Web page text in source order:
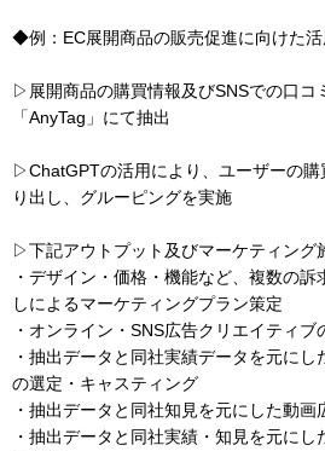
◆例：EC展開商品の販売促進に向けた活
▷展開商品の購買情報及びSNSでの口コ
「AnyTag」にて抽出
▷ChatGPTの活用により、ユーザーの購
り出し、グルーピングを実施
▷下記アウトプット及びマーケティング
・デザイン・価格・機能など、複数の
しによるマーケティングプラン策定
・オンライン・SNS広告クリエイティ
・抽出データと同社実績データを元に
の選定・キャスティング
・抽出データと同社知見を元にした動
・抽出データと同社実績・知見を元に